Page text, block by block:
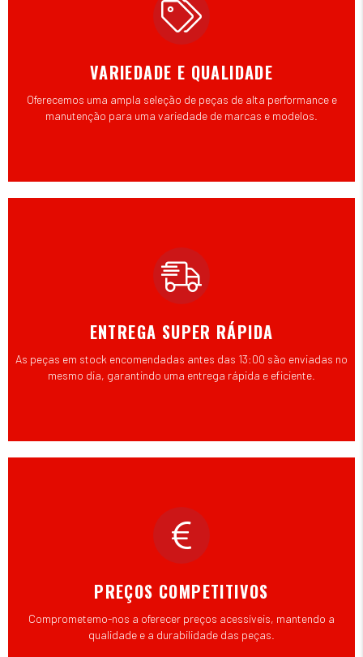
VARIEDADE E QUALIDADE
Oferecemos uma ampla seleção de peças de alta performance e
manutenção para uma variedade de marcas e modelos.
ENTREGA SUPER RÁPIDA
As peças em stock encomendadas antes das 13:00 são enviadas no
mesmo dia, garantindo uma entrega rápida e eficiente.
PREÇOS COMPETITIVOS
Comprometemo-nos a oferecer preços acessíveis, mantendo a
qualidade e a durabilidade das peças.